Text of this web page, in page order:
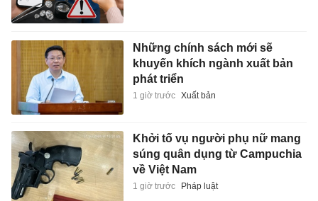
Những chính sách mới sẽ
khuyến khích ngành xuất bản
phát triển
1 giờ trước Xuất bản
Khởi tố vụ người phụ nữ mang
súng quân dụng từ Campuchia
về Việt Nam
1 giờ trước Pháp luật